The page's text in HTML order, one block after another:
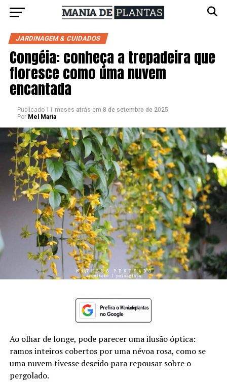
JARDINAGEM & CUIDADOS
Congéia: conheça a trepadeira que
floresce como uma nuvem
encantada
Publicado 11 meses atrás em 8 de setembro de 2025
Por Mel Maria
Ao olhar de longe, pode parecer uma ilusão óptica:
ramos inteiros cobertos por uma névoa rosa, como se
uma nuvem tivesse descido para repousar sobre o
pergolado.